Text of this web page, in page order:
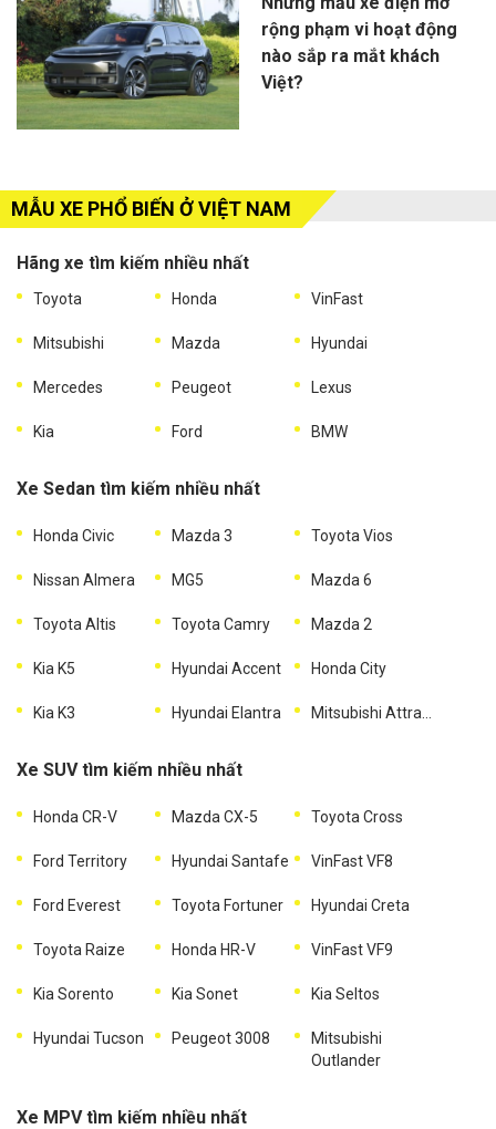
rộng phạm vi hoạt động
nào sắp ra mắt khách
Việt?
MẪU XE PHỔ BIẾN Ở VIỆT NAM
Hãng xe tìm kiếm nhiều nhất
Toyota Honda VinFast
Mitsubishi Mazda Hyundai
Mercedes Peugeot Lexus
Kia Ford BMW
Xe Sedan tìm kiếm nhiều nhất
Honda Civic Mazda 3 Toyota Vios
Nissan Almera MG5 Mazda 6
Toyota Altis Toyota Camry Mazda 2
Kia K5 Hyundai Accent Honda City
Kia K3 Hyundai Elantra
Xe SUV tìm kiếm nhiều nhất
Honda CR-V Mazda CX-5 Toyota Cross
Ford Territory Hyundai Santafe VinFast VF8
Ford Everest Toyota Fortuner Hyundai Creta
Toyota Raize Honda HR-V VinFast VF9
Kia Sorento Kia Sonet Kia Seltos
Hyundai Tucson Peugeot 3008
Mitsubishi
Outlander
Xe MPV tìm kiếm nhiều nhất